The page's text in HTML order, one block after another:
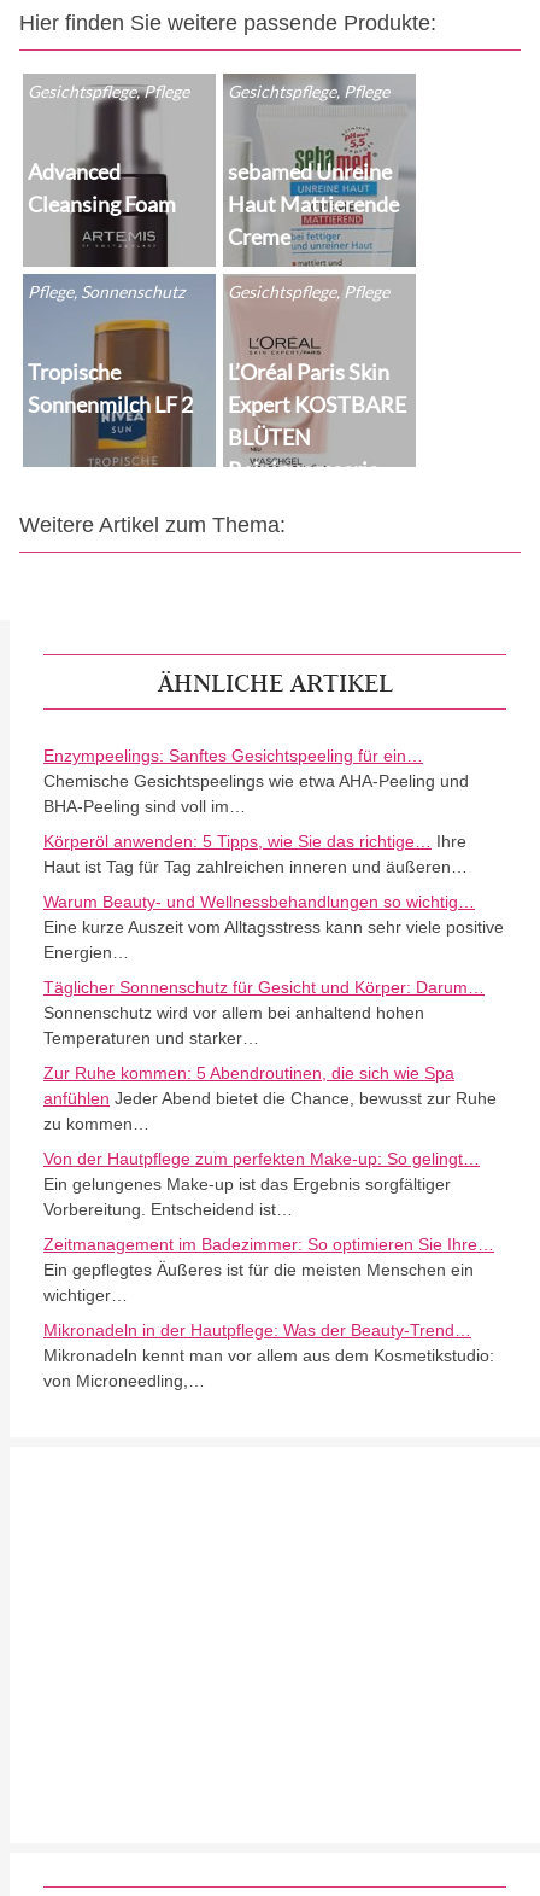
Hier finden Sie weitere passende Produkte:
Gesichtspflege, Pflege
Advanced
Cleansing Foam
Gesichtspflege, Pflege
sebamed Unreine
Haut Mattierende
Creme
Pflege, Sonnenschutz
Tropische
Sonnenmilch LF 2
Gesichtspflege, Pflege
L’Oréal Paris Skin
Expert KOSTBARE
BLÜTEN
Reinigungsserie
Weitere Artikel zum Thema:
ÄHNLICHE ARTIKEL
Enzympeelings: Sanftes Gesichtspeeling für ein…
Chemische Gesichtspeelings wie etwa AHA-Peeling und
BHA-Peeling sind voll im…
Körperöl anwenden: 5 Tipps, wie Sie das richtige…
Ihre
Haut ist Tag für Tag zahlreichen inneren und äußeren…
Warum Beauty- und Wellnessbehandlungen so wichtig…
Eine kurze Auszeit vom Alltagsstress kann sehr viele positive
Energien…
Täglicher Sonnenschutz für Gesicht und Körper: Darum…
Sonnenschutz wird vor allem bei anhaltend hohen
Temperaturen und starker…
Zur Ruhe kommen: 5 Abendroutinen, die sich wie Spa
anfühlen Jeder Abend bietet die Chance, bewusst zur Ruhe
zu kommen…
Von der Hautpflege zum perfekten Make-up: So gelingt…
Ein gelungenes Make-up ist das Ergebnis sorgfältiger
Vorbereitung. Entscheidend ist…
Zeitmanagement im Badezimmer: So optimieren Sie Ihre…
Ein gepflegtes Äußeres ist für die meisten Menschen ein
wichtiger…
Mikronadeln in der Hautpflege: Was der Beauty-Trend…
Mikronadeln kennt man vor allem aus dem Kosmetikstudio:
von Microneedling,…